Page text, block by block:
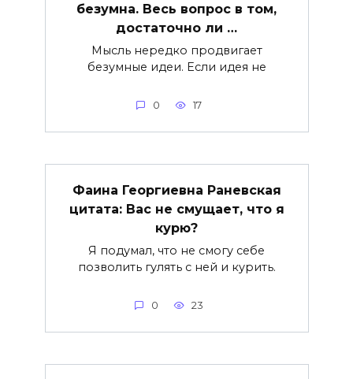
безумна. Весь вопрос в том,
достаточно ли …
Мысль нередко продвигает
безумные идеи. Если идея не
0 17
Фаина Георгиевна Раневская
цитата: Вас не смущает, что я
курю?
Я подумал, что не смогу себе
позволить гулять с ней и курить.
0 23